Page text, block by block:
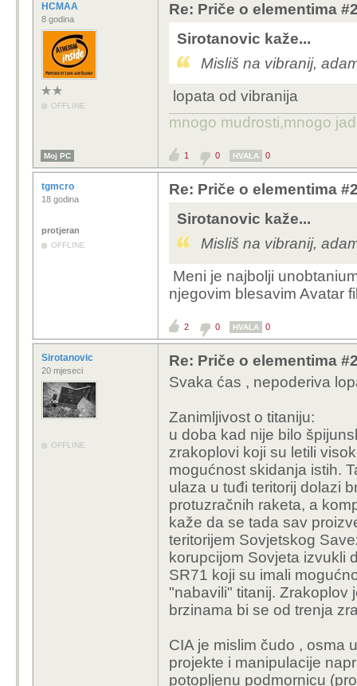
HCMAA
8 godina
OFFLINE
Re: Priče o elementima
Sirotanovic kaže...
Misliš na vibranij,
lopata od vibranija
mnogo mudrosti,mnogo
Moj PC 1 0 HVALA 0
tgmcro
18 godina
protjeran
OFFLINE
Re: Priče o elementima
Sirotanovic kaže...
Misliš na vibranij,
Meni je najbolji
njegovim blesavim Avatar
2 0 HVALA 0
Sirotanovic
20 mjeseci
OFFLINE
Re: Priče o elementima
Svaka ćas , nepoderiva
Zanimljivost o titaniju:
u doba kad nije bilo
zrakoplovi koji su letili
mogućnost skidanja istih.
ulaza u tuđi teritorij dolazi
protuzračnih raketa, a
kaže da se tada sav
teritorijem Sovjetskog
korupcijom Sovjeta izvukli
SR71 koji su imali
"nabavili" titanij. Zrakoplov
brzinama bi se od trenja
CIA je mislim čudo , osma
projekte i manipulacije
potopljenu podmornicu